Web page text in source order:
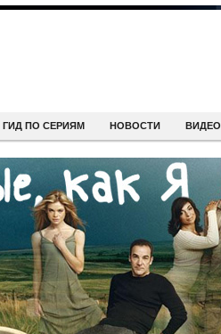
ГИД ПО СЕРИЯМ НОВОСТИ ВИДЕО